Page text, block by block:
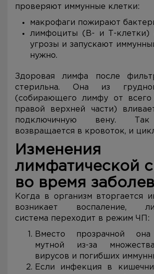
проверяют иммунные клетки:
макрофаги пожирают
лимфоциты (В- и Т-клетки)
угрозы и запускают
нужно.
Здоровая лимфа после
стерильна. Она из
(собирающего лимфу от всего
правой верхней части)
подключичную вену. Так
возвращается в кровоток, и
лимфатической
во время
Когда в организм вторгается
возникает воспаление,
система переходит в режим ЧП:
Вместо прозрачной она
мутной из-за
вирусов и погибших
Если инфекция в